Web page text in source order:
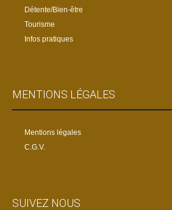
Détente/Bien-être
Tourisme
Infos pratiques
MENTIONS LÉGALES
Mentions légales
C.G.V.
SUIVEZ NOUS